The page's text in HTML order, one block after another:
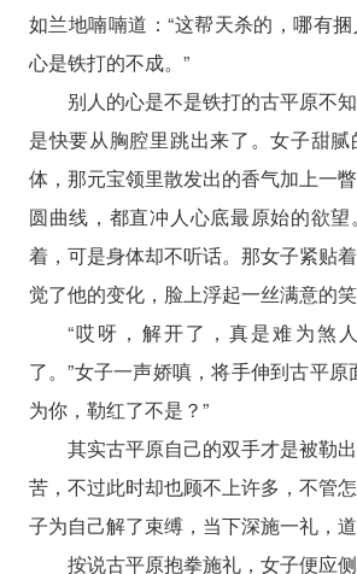
如兰地喃喃道：“这帮天杀的，哪有捆
心是铁打的不成。”
别人的心是不是铁打的古平原不
是快要从胸腔里跳出来了。女子甜
体，那元宝领里散发出的香气加上一
圆曲线，都直冲人心底最原始的欲
着，可是身体却不听话。那女子紧贴
觉了他的变化，脸上浮起一丝满意的笑
“哎呀，解开了，真是难为煞
了。”女子一声娇嗔，将手伸到古平原
为你，勒红了不是？”
其实古平原自己的双手才是被勒
苦，不过此时却也顾不上许多，不管
子为自己解了束缚，当下深施一礼，道
按说古平原抱拳施礼，女子便应